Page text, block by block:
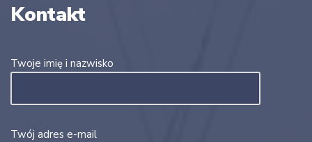
Kontakt
Twoje imię i nazwisko
Twój adres e-mail